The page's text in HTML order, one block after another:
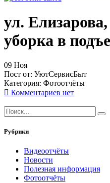
ул.
уборка в
09 Ноя
Пост от: УютСервисБыт
Категория: Фотоотчёты
Комментариев нет
Рубрики
Видеоотчёты
Новости
Полезная информация
Фотоотчёты